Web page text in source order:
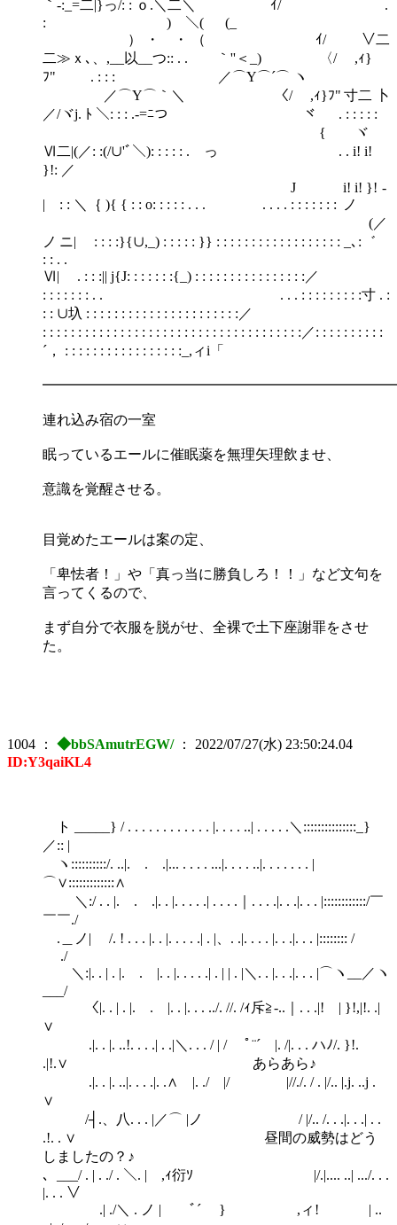
｀‐:_=二|}っ/: : ｏ.＼二＼ ｲ/ .
: ) ＼( (_
） ・ ・ （ ｲ/ ∨二
二≫ｘ､、,__以__つ:: . . ｀''＜_) 〈/ ,ｨ}
ﾌ" . : : : ／⌒Y⌒´⌒ ヽ
／⌒Y⌒｀＼ 〈/ ,ｨ}ﾌ" 寸二 卜
／/ヾj. ﾄ ＼: : : .-=ﾆつ ヾ . : : : : :
{ ヾ
Ⅵ二|(／: :(/∪'ﾞ＼): : : : : . っ . . i! i!
}!: ／
J i! i! }! -
| : : ＼｛ ){ { : : o: : : : : . . . . . . . : : : : : : : ノ
(／
ノ ニ| : : : :}{∪,_) : : : : : }} : : : : : : : : : : : : : : : : : : _､:゛
: : . .
Ⅵ| . : : :|| j{J: : : : : : :{_) : : : : : : : : : : : : : : : :／
: : : : : : : . . . . . : : : : : : : : :寸 . :
: : ∪圦 : : : : : : : : : : : : : : : : : : : : : :／
: : : : : : : : : : : : : : : : : : : : : : : : : : : : : : : : : : : : :／: : : : : : : : : :
´， : : : : : : : : : : : : : : : : :_,ィi「
連れ込み宿の一室
眠っているエールに催眠薬を無理矢理飲ませ、
意識を覚醒させる。
目覚めたエールは案の定、
「卑怯者！」や「真っ当に勝負しろ！！」など文句を
言ってくるので、
まず自分で衣服を脱がせ、全裸で土下座謝罪をさせ
た。
1004 ： ◆bbSAmutrEGW/： 2022/07/27(水) 23:50:24.04
ID:Y3qaiKL4
ト _____} / . . . . . . . . . . . . |. . . . ..| . . . . .＼:::::::::::::::_}
／:: |
ヽ::::::::::/. ..|. . .|... . . . . ...|. . . . ..|. . . . . . . |
⌒∨:::::::::::::∧
＼:/ . . |. . .|. . |. . . . .| . . . .｜. . . .|. . .|. . . |::::::::::::/￣
￣￣./
.＿ノ| /. ! . . . |. . |. . . . .| . |、. .|. . . . |. . .|. . . |:::::::: /
./
＼:|. . | . |. . |. . |. . . . .| . | | . |＼. . |. . .|. . . |⌒ヽ__／ヽ
___/
〈|. . | . |. . |. . |. . . ../. //. /ｨ斥≧-..｜. . .|! | }!,|!. .|
∨
.|. . |. ..!. . . .| . .|＼. . . / | / ゞﾟ¨´ |. /|. . . ハﾉ/. }!.
.|!.∨ あらあら♪
.|. . |. ..|. . . .|. .∧ |. ./ |/ |//./. / . |/.. |.j. ..j .
∨
/┤.、八. . . |／⌒ |ノ / |/.. /. . .|. . .| . .
.!. . ∨ 昼間の威勢はどう
しましたの？♪
、___/ . | . ./ . ＼. | ,ｨ衍ｿ |/.|.... ..| .../. . .
|. . . ∨
.| ./＼ . ノ | ゞﾞ´ } ,ィ! | ..